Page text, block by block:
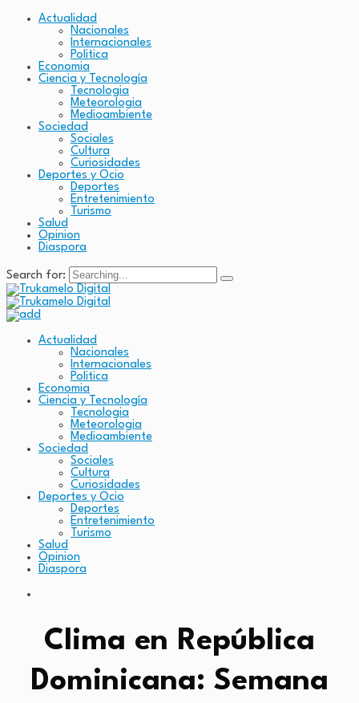
Actualidad
Nacionales
Internacionales
Politica
Economia
Ciencia y Tecnología
Tecnologia
Meteorologia
Medioambiente
Sociedad
Sociales
Cultura
Curiosidades
Deportes y Ocio
Deportes
Entretenimiento
Turismo
Salud
Opinion
Diaspora
Search for:
Actualidad
Nacionales
Internacionales
Politica
Economia
Ciencia y Tecnología
Tecnologia
Meteorologia
Medioambiente
Sociedad
Sociales
Cultura
Curiosidades
Deportes y Ocio
Deportes
Entretenimiento
Turismo
Salud
Opinion
Diaspora
Clima en República
Dominicana: Semana